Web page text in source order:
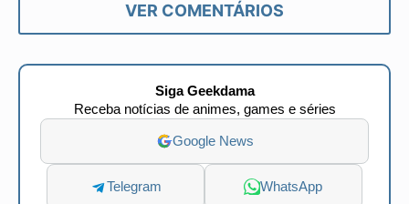
VER COMENTÁRIOS
Siga Geekdama
Receba notícias de animes, games e séries
Google News
Telegram WhatsApp